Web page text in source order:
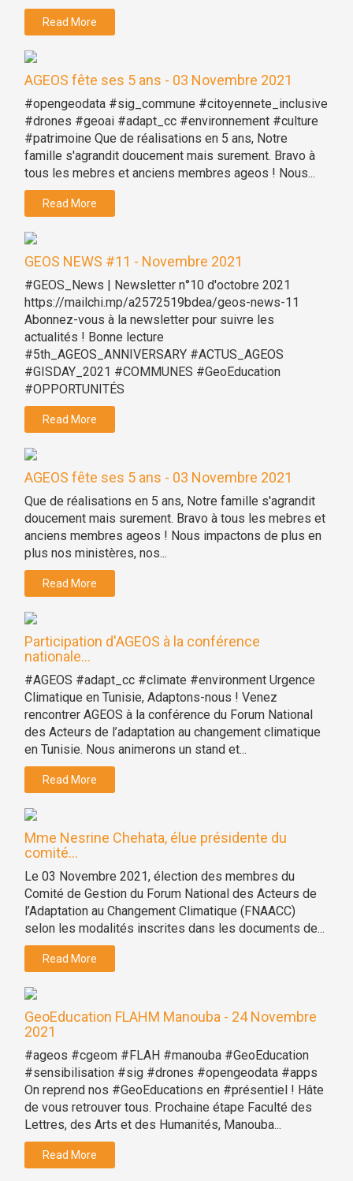
Read More
AGEOS fête ses 5 ans - 03 Novembre 2021
#opengeodata #sig_commune #citoyennete_inclusive
#drones #geoai #adapt_cc #environnement #culture
#patrimoine Que de réalisations en 5 ans, Notre
famille s'agrandit doucement mais surement. Bravo à
tous les mebres et anciens membres ageos ! Nous...
Read More
GEOS NEWS #11 - Novembre 2021
#GEOS_News | Newsletter n°10 d'octobre 2021
https://mailchi.mp/a2572519bdea/geos-news-11
Abonnez-vous à la newsletter pour suivre les
actualités ! Bonne lecture
#5th_AGEOS_ANNIVERSARY #ACTUS_AGEOS
#GISDAY_2021 #COMMUNES #GeoEducation
#OPPORTUNITÉS
Read More
AGEOS fête ses 5 ans - 03 Novembre 2021
Que de réalisations en 5 ans, Notre famille s'agrandit
doucement mais surement. Bravo à tous les mebres et
anciens membres ageos ! Nous impactons de plus en
plus nos ministères, nos...
Read More
Participation d'AGEOS à la conférence
nationale...
#AGEOS #adapt_cc #climate #environment Urgence
Climatique en Tunisie, Adaptons-nous ! Venez
rencontrer AGEOS à la conférence du Forum National
des Acteurs de l’adaptation au changement climatique
en Tunisie. Nous animerons un stand et...
Read More
Mme Nesrine Chehata, élue présidente du
comité...
Le 03 Novembre 2021, élection des membres du
Comité de Gestion du Forum National des Acteurs de
l’Adaptation au Changement Climatique (FNAACC)
selon les modalités inscrites dans les documents de...
Read More
GeoEducation FLAHM Manouba - 24 Novembre
2021
#ageos #cgeom #FLAH #manouba #GeoEducation
#sensibilisation #sig #drones #opengeodata #apps
On reprend nos #GeoEducations en #présentiel ! Hâte
de vous retrouver tous. Prochaine étape Faculté des
Lettres, des Arts et des Humanités, Manouba...
Read More